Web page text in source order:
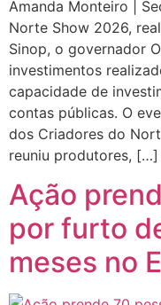
Amanda Monteiro |
Norte Show 2026,
Sinop, o governador
investimentos
capacidade de
contas públicas. O
dos Criadores do
reuniu produtores, […]
Ação
por furto
meses no